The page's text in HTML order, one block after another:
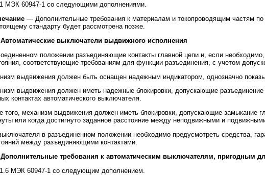
МЭК 60947-1 со следующими дополнениями.
— Дополнительные требования к материалам и токопроводящим частям
стандарту будет рассмотрена позже.
Автоматические выключатели выдвижного исполнения
положении разъединяющие контакты главной цепи и, если
соответствующие требованиям для функции разъединения, с учетом
выдвижения должен быть оснащен надежным индикатором, однозначно
выдвижения должен иметь надежные блокировки, допускающие
контактах автоматического выключателя.
того, механизм выдвижения должен иметь блокировки, допускающие замыкание
или когда достигнуто заданное расстояние между неподвижными и
в разъединенном положении необходимо предусмотреть средства,
между разъединяющими контактами.
Дополнительные требования к автоматическим выключателям, пригодным
МЭК 60947-1 со следующим дополнением.